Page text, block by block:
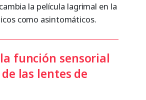
la película lagrimal en la
como asintomáticos.
función sensorial
las lentes de